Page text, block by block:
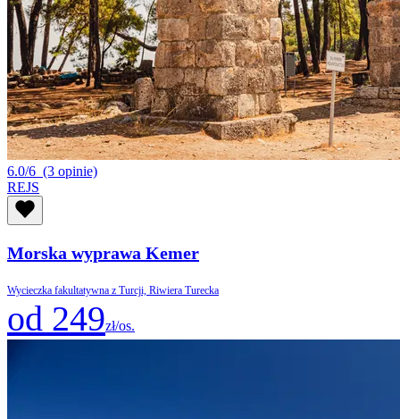
6.0/6 (3 opinie)
REJS
Morska wyprawa Kemer
Wycieczka fakultatywna z Turcji, Riwiera Turecka
od 249zł/os.